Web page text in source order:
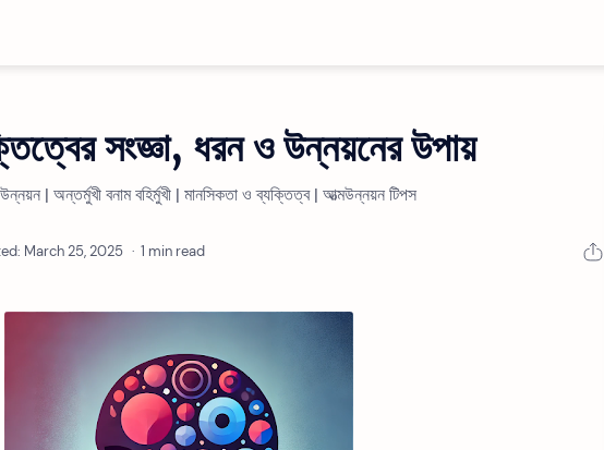
সংজ্ঞা, ধরন ও উন্নয়নের উপায়
| অন্তর্মুখী বনাম বহির্মুখী | মানসিকতা ও ব্যক্তিত্ব | আত্মউন্নয়ন টিপস
1 min read